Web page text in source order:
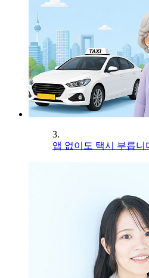
3.
앱 없이도 택시 부릅니